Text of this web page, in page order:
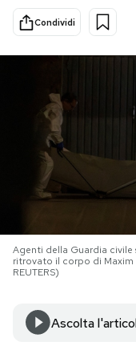
PODCAST
NEWSLETTER
I MIEI PREFERITI
CALENDARIO
AREA
Condividi
Agenti della Guardia
ritrovato il corpo di Maxim
REUTERS)
Ascolta